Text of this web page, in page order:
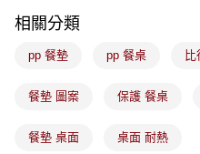
1.分期款項不併入電信帳單，「大哥
2.透過簡訊連結打開帳單後，可選
用戶於交易時，得透過本服務購買
每筆NT$100，滿NT$899(含以上
每筆NT$100，滿NT$899(含以
相關分類
pp 餐墊 pp 餐桌
餐墊 圖案 保護 餐桌
餐墊 桌面 桌面 耐熱